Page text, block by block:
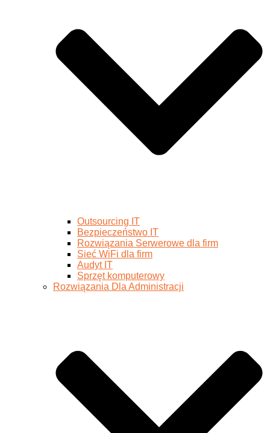
Outsourcing IT
Bezpieczeństwo IT
Rozwiązania Serwerowe dla firm
Sieć WiFi dla firm
Audyt IT
Sprzęt komputerowy
Rozwiązania Dla Administracji